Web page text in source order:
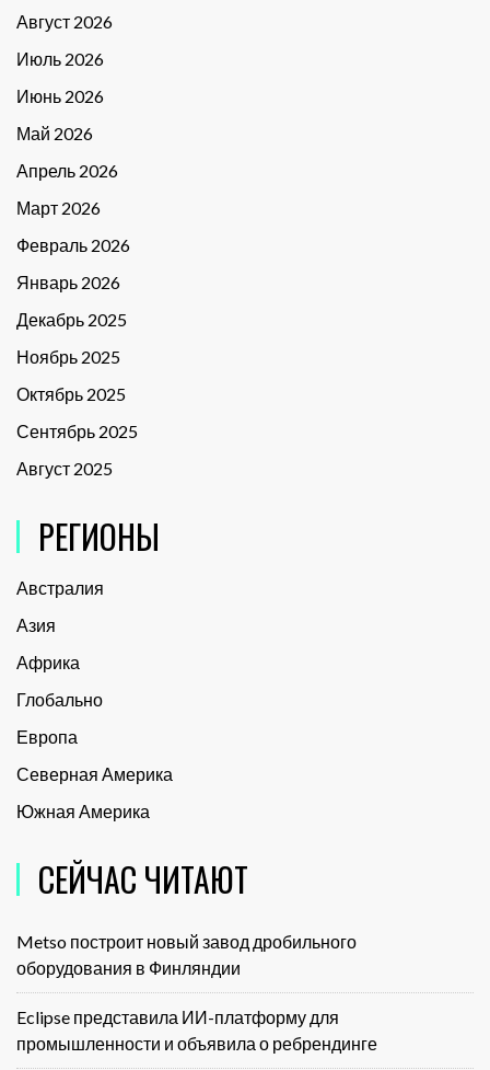
Август 2026
Июль 2026
Июнь 2026
Май 2026
Апрель 2026
Март 2026
Февраль 2026
Январь 2026
Декабрь 2025
Ноябрь 2025
Октябрь 2025
Сентябрь 2025
Август 2025
РЕГИОНЫ
Австралия
Азия
Африка
Глобально
Европа
Северная Америка
Южная Америка
СЕЙЧАС ЧИТАЮТ
Metso построит новый завод дробильного
оборудования в Финляндии
Eclipse представила ИИ-платформу для
промышленности и объявила о ребрендинге